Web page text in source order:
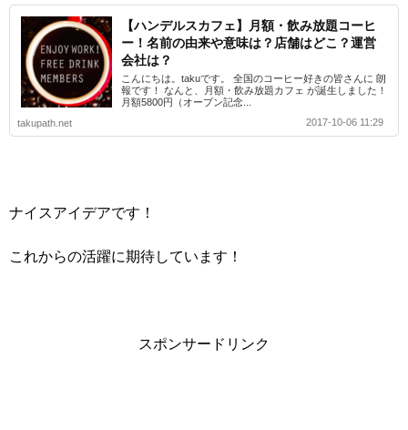
【ハンデルスカフェ】月額・飲み放題コーヒ
ー！名前の由来や意味は？店舗はどこ？運営
会社は？
こんにちは。takuです。 全国のコーヒー好きの皆さんに 朗
報です！ なんと、月額・飲み放題カフェ が誕生しました！
月額5800円（オープン記念...
takupath.net
2017-10-06 11:29
ナイスアイデアです！
これからの活躍に期待しています！
スポンサードリンク